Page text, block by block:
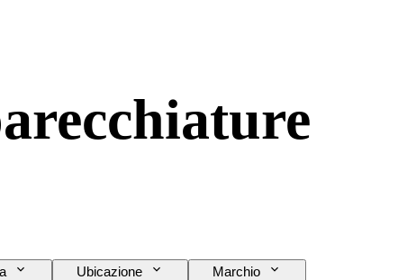
Ubicazione
Marchio